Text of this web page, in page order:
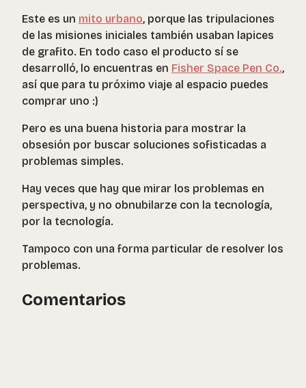
Este es un mito urbano, porque las tripulaciones
de las misiones iniciales también usaban lapices
de grafito. En todo caso el producto sí se
desarrolló, lo encuentras en Fisher Space Pen Co.,
así que para tu próximo viaje al espacio puedes
comprar uno :)
Pero es una buena historia para mostrar la
obsesión por buscar soluciones sofisticadas a
problemas simples.
Hay veces que hay que mirar los problemas en
perspectiva, y no obnubilarze con la tecnología,
por la tecnología.
Tampoco con una forma particular de resolver los
problemas.
Comentarios